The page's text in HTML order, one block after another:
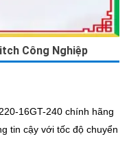
Công Nghiệp
16GT-240 chính hãng
tin cậy với tốc độ chuyển